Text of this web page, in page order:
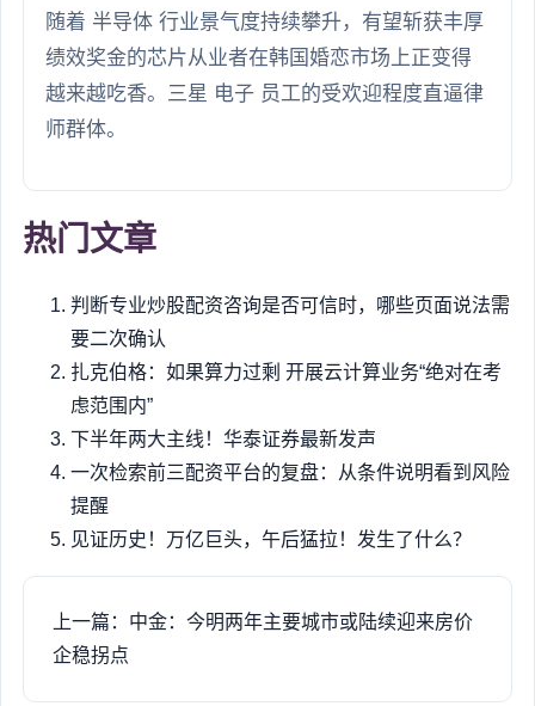
随着 半导体 行业景气度持续攀升，有望斩获丰厚
绩效奖金的芯片从业者在韩国婚恋市场上正变得
越来越吃香。三星 电子 员工的受欢迎程度直逼律
师群体。
热门文章
判断专业炒股配资咨询是否可信时，哪些页面说法需
要二次确认
扎克伯格：如果算力过剩 开展云计算业务“绝对在考
虑范围内”
下半年两大主线！华泰证券最新发声
一次检索前三配资平台的复盘：从条件说明看到风险
提醒
见证历史！万亿巨头，午后猛拉！发生了什么？
上一篇：中金：今明两年主要城市或陆续迎来房价
企稳拐点